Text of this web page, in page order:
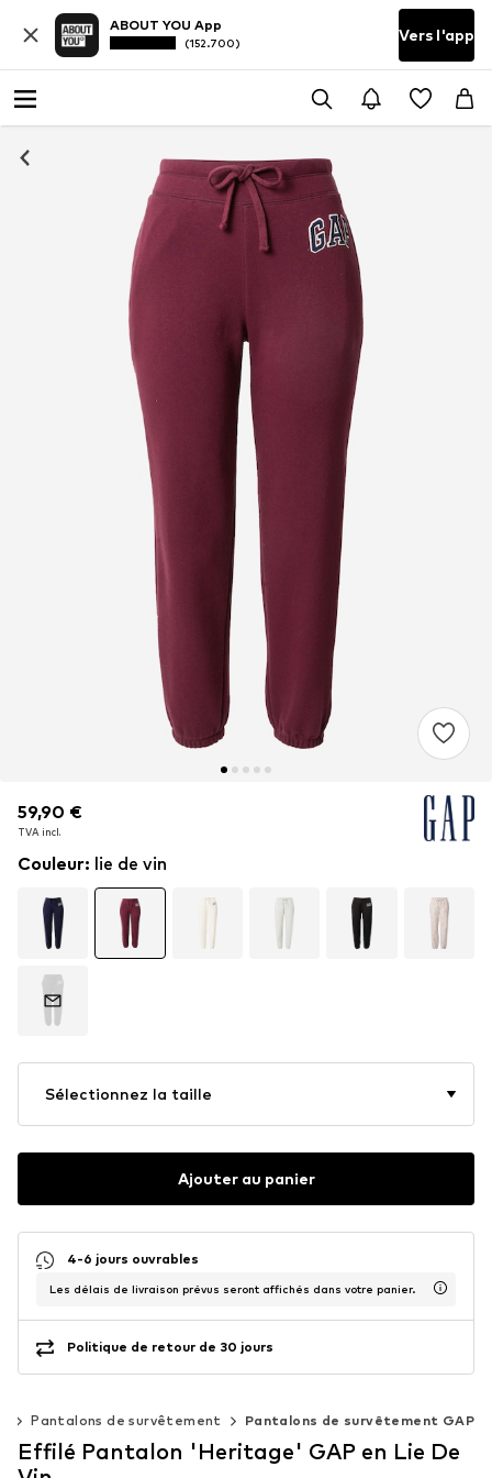
ABOUT YOU App
(152.700) Vers l'app
59,90 €
TVA incl.
59,90 €
TVA incl.
Couleur: lie de vin
Sélectionnez la taille
Ajouter au panier
4-6 jours ouvrables
Les délais de livraison prévus seront affichés dans votre panier.
Politique de retour de 30 jours
Pantalons de survêtement Pantalons de survêtement GAP
Effilé Pantalon 'Heritage' GAP en Lie De